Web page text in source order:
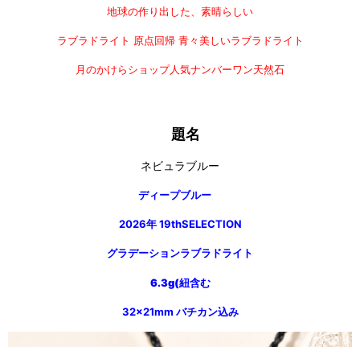
地球の作り出した、素晴らしい
ラブラドライト 原点回帰 青々美しいラブラドライト
月のかけらショップ人気ナンバーワン天然石
題名
ネビュラブルー
ディープブルー
2026年 19thSELECTION
グラデーションラブラドライト
6.3g(紐含む
32×21mm バチカン込み